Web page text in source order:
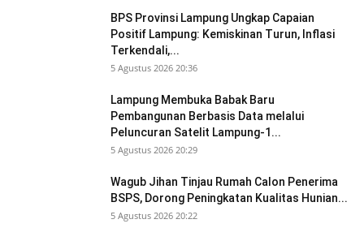
BPS Provinsi Lampung Ungkap Capaian
Positif Lampung: Kemiskinan Turun, Inflasi
Terkendali,...
5 Agustus 2026 20:36
Lampung Membuka Babak Baru
Pembangunan Berbasis Data melalui
Peluncuran Satelit Lampung-1...
5 Agustus 2026 20:29
Wagub Jihan Tinjau Rumah Calon Penerima
BSPS, Dorong Peningkatan Kualitas Hunian...
5 Agustus 2026 20:22